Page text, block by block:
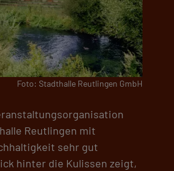
Foto: Stadthalle Reutlingen GmbH
Reutlingen mit
sehr gut
hinter die Kulissen zeigt,